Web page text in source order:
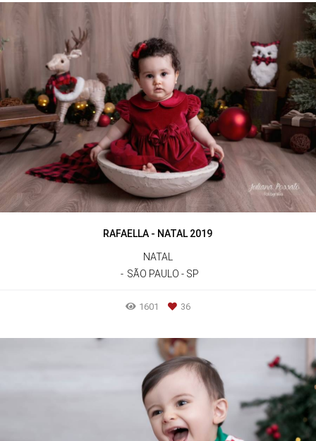
RAFAELLA - NATAL 2019
NATAL
SÃO PAULO - SP
1601 36